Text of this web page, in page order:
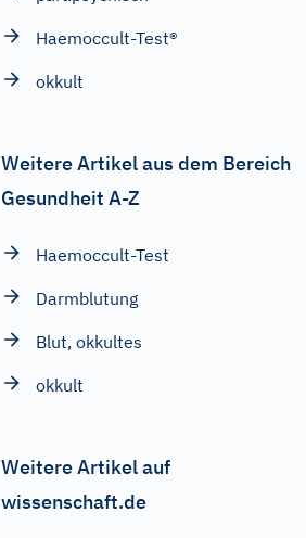
Haemoccult-Test®
okkult
Weitere Artikel aus dem Bereich
Gesundheit A-Z
Haemoccult-Test
Darmblutung
Blut, okkultes
okkult
Weitere Artikel auf
wissenschaft.de